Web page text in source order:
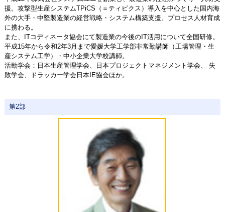
援。攻撃型生産システムTPiCS（＝ティピクス）導入を中心とした国内海
外の大手・中堅製造業の経営戦略・システム構築支援、プロセス人材育成
に携わる。
また、ITコディネータ協会にて製造業の今後のIT活用について全国研修。
平成15年から令和2年3月まで愛媛大学工学部非常勤講師（工場管理・生
産システム工学）・中小企業大学校講師。
活動学会：日本生産管理学会、日本プロジェクトマネジメント学会、 失
敗学会、ドラッカー学会日本IE協会ほか。
第2部